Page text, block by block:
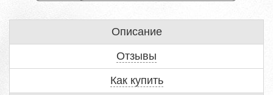
Описание
Отзывы
Как купить